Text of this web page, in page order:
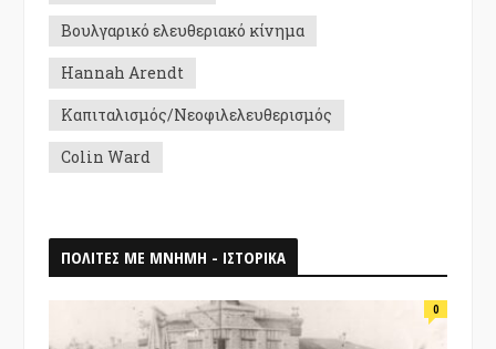
Βουλγαρικό ελευθεριακό κίνημα
Hannah Arendt
Καπιταλισμός/Νεοφιλελευθερισμός
Colin Ward
ΠΟΛΙΤΕΣ ΜΕ ΜΝΗΜΗ - ΙΣΤΟΡΙΚΑ
0